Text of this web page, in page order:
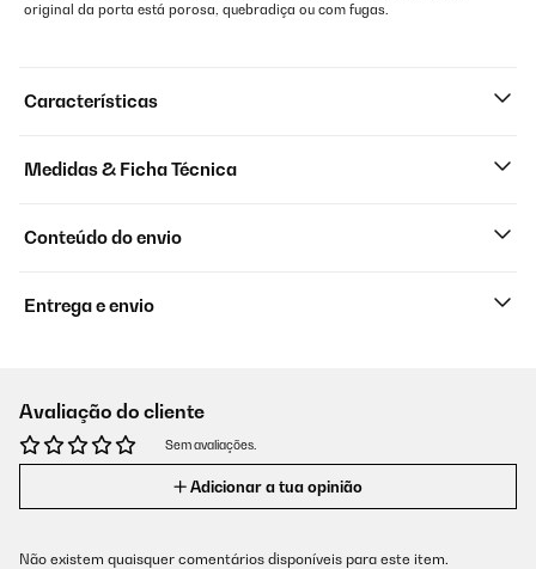
original da porta está porosa, quebradiça ou com fugas.
Características
Medidas & Ficha Técnica
Conteúdo do envio
Entrega e envio
Avaliação do cliente
Sem avaliações.
Adicionar a tua opinião
Não existem quaisquer comentários disponíveis para este item.